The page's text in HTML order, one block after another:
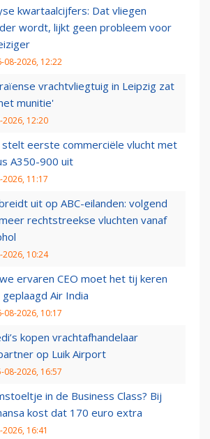
kwartaalcijfers: Dat vliegen
wordt, lijkt geen probleem voor
08-2026, 12:22
vrachtvliegtuig in Leipzig zat
munitie'
2026, 12:20
stelt eerste commerciële vlucht met
A350-900 uit
2026, 11:17
uit op ABC-eilanden: volgend
rechtstreekse vluchten vanaf
2026, 10:24
ervaren CEO moet het tij keren
Air India
08-2026, 10:17
kopen vrachtafhandelaar
op Luik Airport
08-2026, 16:57
in de Business Class? Bij
kost dat 170 euro extra
2026, 16:41